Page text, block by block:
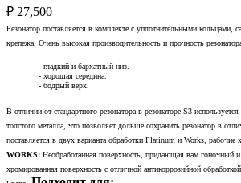
₽ 27,500
Резонатор поставляется в комплекте с уплотнительными кольцами,
крепежа. Очень высокая производительность и прочность
- гладкий и бархатный низ.
- хорошая середина.
- бодрый верх.
В отличии от стандартного резонатора в резонаторе S3
толстого металла, что позволяет дольше сохранить резонатор в
поставляется в двух варианта обработки Platinum и Works, рабочие
WORKS: Необработанная поверхность, придающая вам гоночный
хромированная поверхность с отличной антикоррозийной